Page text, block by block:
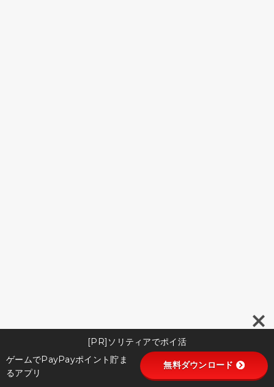
[PR]ソリティアでポイ活
ゲームでPayPayポイント貯ま
るアプリ
無料ダウンロード